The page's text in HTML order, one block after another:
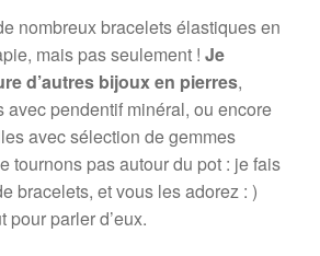
nombreux bracelets élastiques en
mais pas seulement ! Je
d’autres bijoux en pierres,
avec pendentif minéral, ou encore
avec sélection de gemmes
tournons pas autour du pot : je fais
bracelets, et vous les adorez : )
pour parler d’eux.